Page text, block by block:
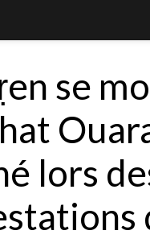
se
lors